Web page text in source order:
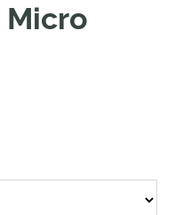
Micro